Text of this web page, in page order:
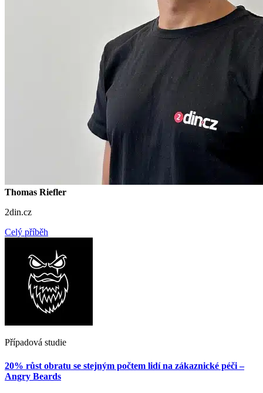
Thomas Riefler
2din.cz
Celý příběh
Případová studie
20% růst obratu se stejným počtem lidí na zákaznické péči –
Angry Beards